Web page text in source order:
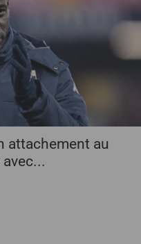
attachement au